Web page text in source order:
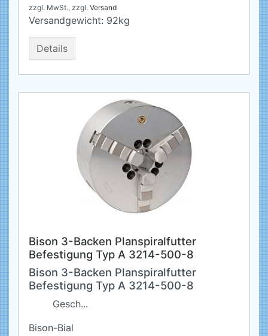
zzgl. MwSt., zzgl. Versand
Versandgewicht: 92kg
Details
Bison 3-Backen Planspiralfutter
Befestigung Typ A 3214-500-8
Bison 3-Backen Planspiralfutter
Befestigung Typ A 3214-500-8
Gesch...
Bison-Bial